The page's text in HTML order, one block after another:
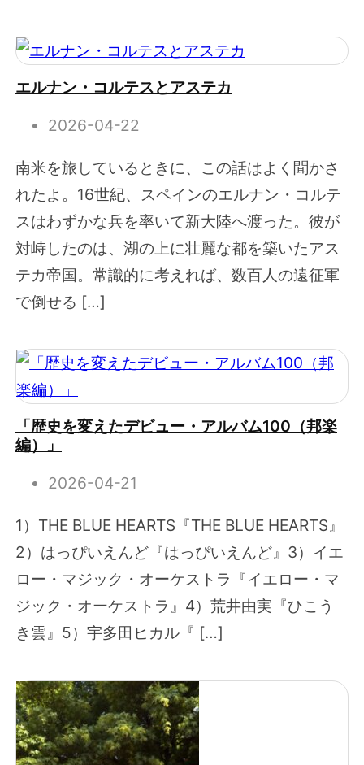
エルナン・コルテスとアステカ
2026-04-22
南米を旅しているときに、この話はよく聞かさ
れたよ。16世紀、スペインのエルナン・コルテ
スはわずかな兵を率いて新大陸へ渡った。彼が
対峙したのは、湖の上に壮麗な都を築いたアス
テカ帝国。常識的に考えれば、数百人の遠征軍
で倒せる […]
「歴史を変えたデビュー・アルバム100（邦楽
編）」
2026-04-21
1）THE BLUE HEARTS『THE BLUE HEARTS』
2）はっぴいえんど『はっぴいえんど』3）イエ
ロー・マジック・オーケストラ『イエロー・マ
ジック・オーケストラ』4）荒井由実『ひこう
き雲』5）宇多田ヒカル『 […]